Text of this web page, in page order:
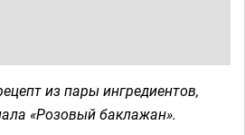
из пары ингредиентов,
«Розовый баклажан».